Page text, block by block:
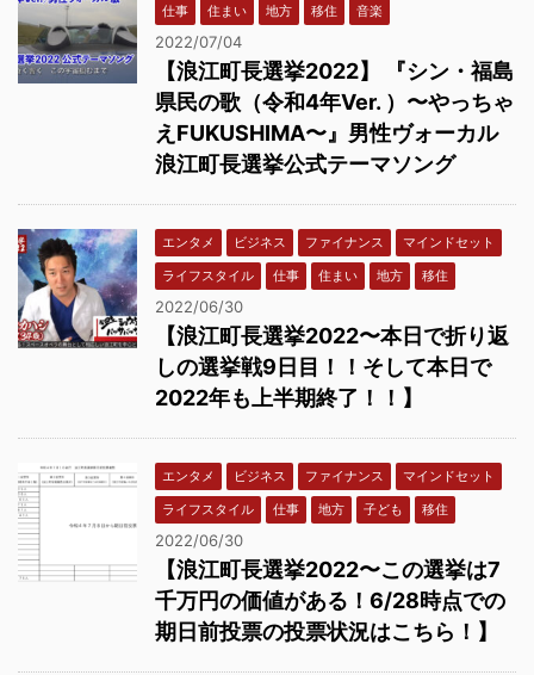
仕事
住まい 地方 移住 音楽
2022/07/04
【浪江町長選挙2022】 『シン・福島
県民の歌（令和4年Ver. ）〜やっちゃ
えFUKUSHIMA〜』男性ヴォーカル
浪江町長選挙公式テーマソング
エンタメ ビジネス ファイナンス
マインドセット
ライフスタイル
仕事 住まい 地方 移住
2022/06/30
【浪江町長選挙2022〜本日で折り返
しの選挙戦9日目！！そして本日で
2022年も上半期終了！！】
エンタメ ビジネス ファイナンス
マインドセット
ライフスタイル
仕事 地方 子ども 移住
2022/06/30
【浪江町長選挙2022〜この選挙は7
千万円の価値がある！6/28時点での
期日前投票の投票状況はこちら！】